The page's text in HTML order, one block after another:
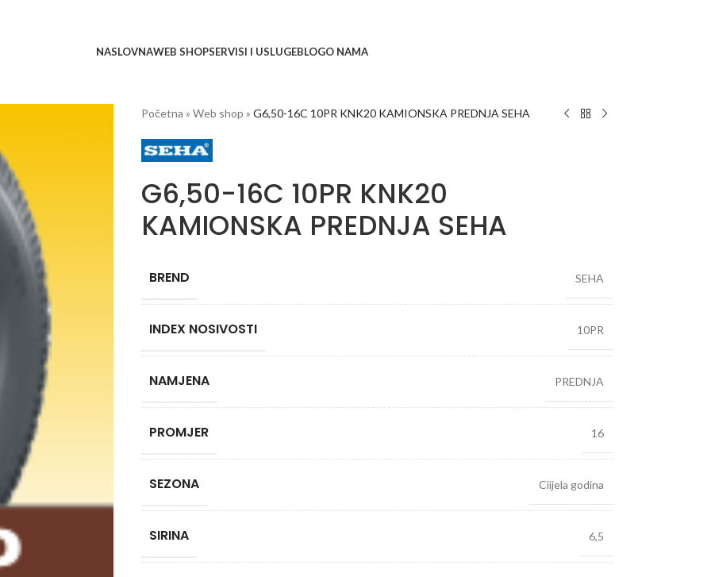
NASLOVNAWEB SHOPSERVISI I USLUGEBLOGO NAMA
Početna » Web shop » G6,50-16C 10PR KNK20 KAMIONSKA PREDNJA SEHA
G6,50-16C 10PR KNK20
KAMIONSKA PREDNJA SEHA
BREND SEHA
INDEX NOSIVOSTI 10PR
NAMJENA PREDNJA
PROMJER 16
SEZONA Ciijela godina
SIRINA 6,5